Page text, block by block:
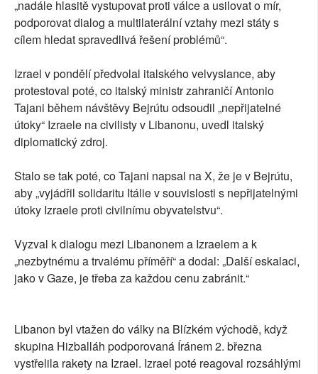
„nadále hlasitě vystupovat proti válce a usilovat o mír,
podporovat dialog a multilaterální vztahy mezi státy s
cílem hledat spravedlivá řešení problémů“.
Izrael v pondělí předvolal italského velvyslance, aby
protestoval poté, co italský ministr zahraničí Antonio
Tajani během návštěvy Bejrútu odsoudil „nepřijatelné
útoky“ Izraele na civilisty v Libanonu, uvedl italský
diplomatický zdroj.
Stalo se tak poté, co Tajani napsal na X, že je v Bejrútu,
aby „vyjádřil solidaritu Itálie v souvislosti s nepřijatelnými
útoky Izraele proti civilnímu obyvatelstvu“.
Vyzval k dialogu mezi Libanonem a Izraelem a k
„nezbytnému a trvalému příměří“ a dodal: „Další eskalaci,
jako v Gaze, je třeba za každou cenu zabránit.“
Libanon byl vtažen do války na Blízkém východě, když
skupina Hizballáh podporovaná Íránem 2. března
vystřelila rakety na Izrael. Izrael poté reagoval rozsáhlými